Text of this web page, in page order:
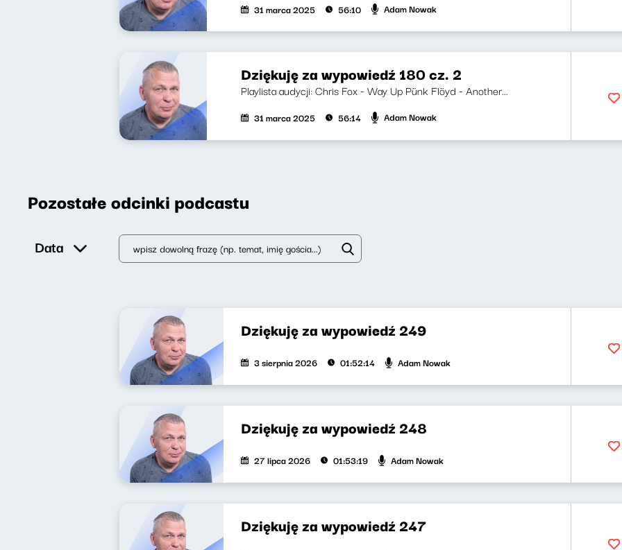
31 marca 2025 56:10 Adam Nowak
Dziękuję za wypowiedź 180 cz. 2
Playlista audycji: Chris Fox - Way Up Pünk Flöyd - Another...
31 marca 2025 56:14 Adam Nowak
Pozostałe odcinki podcastu
Data
Dziękuję za wypowiedź 249
3 sierpnia 2026 01:52:14 Adam Nowak
Dziękuję za wypowiedź 248
27 lipca 2026 01:53:19 Adam Nowak
Dziękuję za wypowiedź 247